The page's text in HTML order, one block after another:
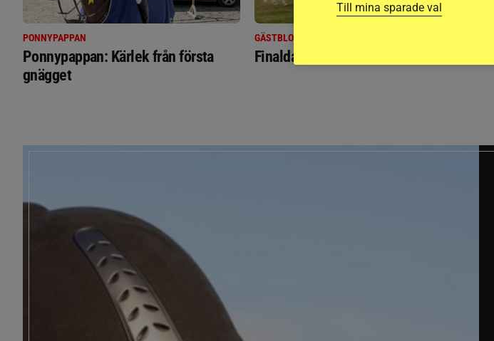
PONNYPAPPAN
Ponnypappan: Kärlek från första
gnägget
GÄSTBLOGGEN
Finaldag med jubileumsutställning
Till mina sparade val